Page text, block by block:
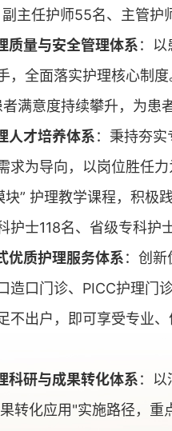
主任护师55名、主管
质量与安全管理体系：
，全面落实护理核心制
满意度持续攀升，为患
人才培养体系：秉持夯
求为导向，以岗位胜任
” 护理教学课程，积
士118名、省级专科护
优质护理服务体系：创
造口门诊、PICC护理门
不出户，即可享受专业
科研与成果转化体系：
转化应用"实施路径，